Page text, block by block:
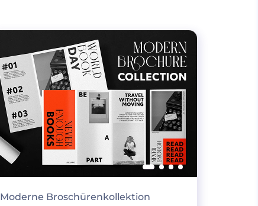
Moderne Broschürenkollektion